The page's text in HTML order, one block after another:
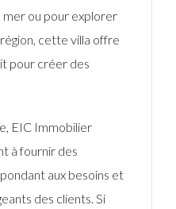
mer ou pour explorer
cette villa offre
pour créer des
EIC Immobilier
à fournir des
aux besoins et
des clients. Si